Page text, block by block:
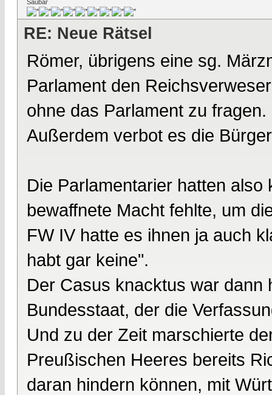
Saubär
RE: Neue Rätsel
Römer, übrigens eine sg.
Parlament den
ohne das Parlament zu fragen.
Außerdem verbot es die
Die Parlamentarier hatten
bewaffnete Macht fehlte, um
FW IV hatte es ihnen ja auch
habt gar keine".
Der Casus knacktus war
Bundesstaat, der die
Und zu der Zeit marschierte
Preußischen Heeres bereits
daran hindern können, mit